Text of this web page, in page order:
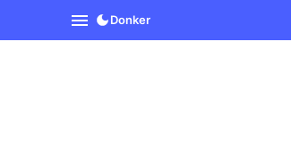
SpanjeVandaag
Donker